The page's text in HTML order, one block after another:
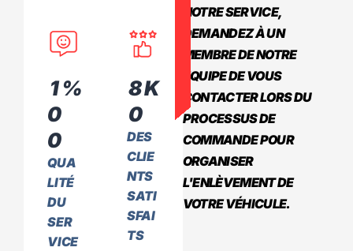
QUA
LITÉ
DU
SER
VICE
1
0
0
%
DES
CLIE
NTS
SATI
SFAI
TS
8
0
K
NOTRE SERVICE,
DEMANDEZ À UN
MEMBRE DE NOTRE
ÉQUIPE DE VOUS
CONTACTER LORS DU
PROCESSUS DE
COMMANDE POUR
ORGANISER
L'ENLÈVEMENT DE
VOTRE VÉHICULE.